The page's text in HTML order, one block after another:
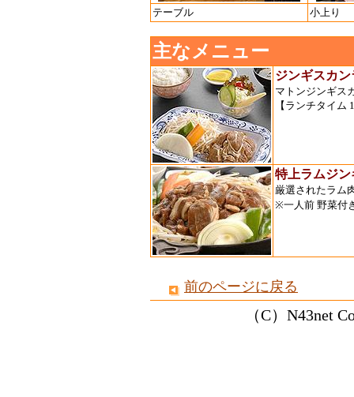
テーブル 小上り
主なメニュー
ジンギスカ
マトンジンギス
【ランチタイム
特上ラムジン
厳選されたラム
※一人前 野菜付
前のページに戻る
（C）N43net